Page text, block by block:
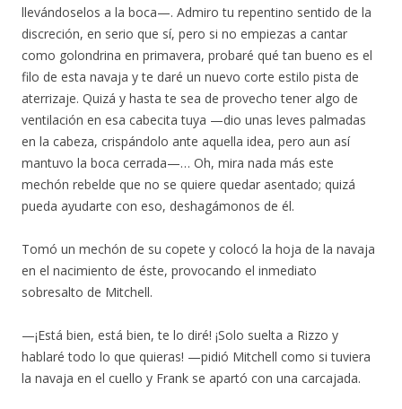
llevándoselos a la boca—. Admiro tu repentino sentido de la
discreción, en serio que sí, pero si no empiezas a cantar
como golondrina en primavera, probaré qué tan bueno es el
filo de esta navaja y te daré un nuevo corte estilo pista de
aterrizaje. Quizá y hasta te sea de provecho tener algo de
ventilación en esa cabecita tuya —dio unas leves palmadas
en la cabeza, crispándolo ante aquella idea, pero aun así
mantuvo la boca cerrada—… Oh, mira nada más este
mechón rebelde que no se quiere quedar asentado; quizá
pueda ayudarte con eso, deshagámonos de él.
Tomó un mechón de su copete y colocó la hoja de la navaja
en el nacimiento de éste, provocando el inmediato
sobresalto de Mitchell.
—¡Está bien, está bien, te lo diré! ¡Solo suelta a Rizzo y
hablaré todo lo que quieras! —pidió Mitchell como si tuviera
la navaja en el cuello y Frank se apartó con una carcajada.